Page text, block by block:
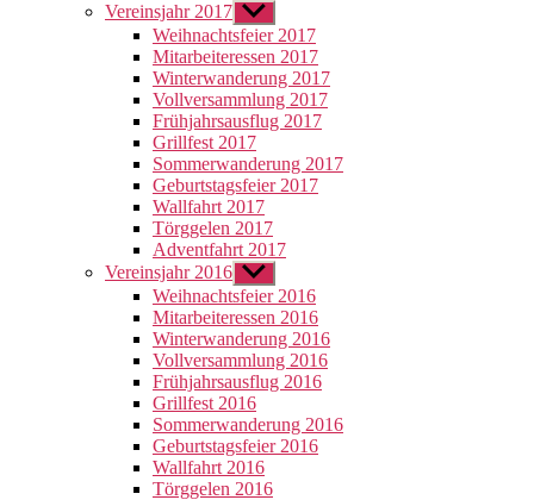
Vereinsjahr 2017 Untermenü
anzeigen
Weihnachtsfeier 2017
Mitarbeiteressen 2017
Winterwanderung 2017
Vollversammlung 2017
Frühjahrsausflug 2017
Grillfest 2017
Sommerwanderung 2017
Geburtstagsfeier 2017
Wallfahrt 2017
Törggelen 2017
Adventfahrt 2017
Vereinsjahr 2016 Untermenü
anzeigen
Weihnachtsfeier 2016
Mitarbeiteressen 2016
Winterwanderung 2016
Vollversammlung 2016
Frühjahrsausflug 2016
Grillfest 2016
Sommerwanderung 2016
Geburtstagsfeier 2016
Wallfahrt 2016
Törggelen 2016